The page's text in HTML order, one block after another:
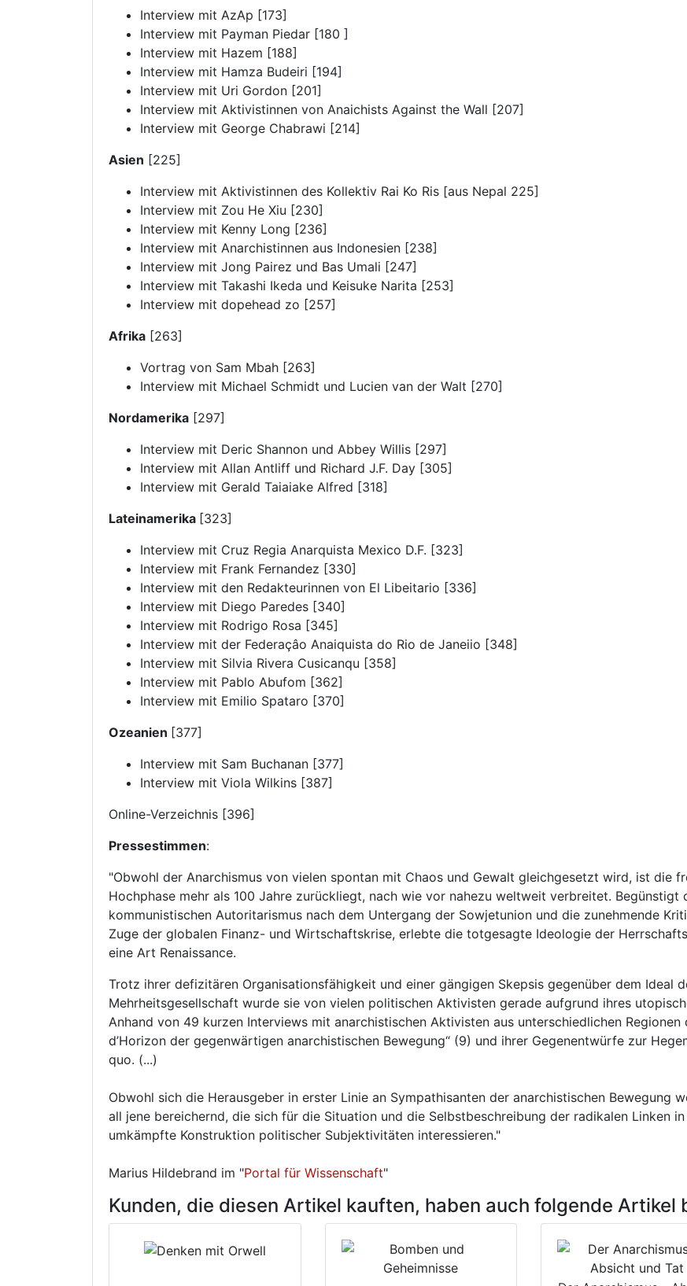
Interview mit AzAp [173]
Interview mit Payman Piedar [180 ]
Interview mit Hazem [188]
Interview mit Hamza Budeiri [194]
Interview mit Uri Gordon [201]
Interview mit Aktivistinnen von Anaichists Against the Wall [207]
Interview mit George Chabrawi [214]
Asien [225]
Interview mit Aktivistinnen des Kollektiv Rai Ko Ris [aus Nepal 225]
Interview mit Zou He Xiu [230]
Interview mit Kenny Long [236]
Interview mit Anarchistinnen aus Indonesien [238]
Interview mit Jong Pairez und Bas Umali [247]
Interview mit Takashi Ikeda und Keisuke Narita [253]
Interview mit dopehead zo [257]
Afrika [263]
Vortrag von Sam Mbah [263]
Interview mit Michael Schmidt und Lucien van der Walt [270]
Nordamerika [297]
Interview mit Deric Shannon und Abbey Willis [297]
Interview mit Allan Antliff und Richard J.F. Day [305]
Interview mit Gerald Taiaiake Alfred [318]
Lateinamerika [323]
Interview mit Cruz Regia Anarquista Mexico D.F. [323]
Interview mit Frank Fernandez [330]
Interview mit den Redakteurinnen von El Libeitario [336]
Interview mit Diego Paredes [340]
Interview mit Rodrigo Rosa [345]
Interview mit der Federaçâo Anaiquista do Rio de Janeiio [348]
Interview mit Silvia Rivera Cusicanqu [358]
Interview mit Pablo Abufom [362]
Interview mit Emilio Spataro [370]
Ozeanien [377]
Interview mit Sam Buchanan [377]
Interview mit Viola Wilkins [387]
Online-Verzeichnis [396]
Pressestimmen:
"Obwohl der Anarchismus von vielen spontan mit Chaos und Gewalt gleichgesetzt wird, ist die
Hochphase mehr als 100 Jahre zurückliegt, nach wie vor nahezu weltweit verbreitet.
kommunistischen Autoritarismus nach dem Untergang der Sowjetunion und die zunehmende
Zuge der globalen Finanz- und Wirtschaftskrise, erlebte die totgesagte Ideologie der
eine Art Renaissance.
Trotz ihrer defizitären Organisationsfähigkeit und einer gängigen Skepsis gegenüber dem Ideal
Mehrheitsgesellschaft wurde sie von vielen politischen Aktivisten gerade aufgrund ihres
Anhand von 49 kurzen Interviews mit anarchistischen Aktivisten aus unterschiedlichen Regionen
d’Horizon der gegenwärtigen anarchistischen Bewegung“ (9) und ihrer Gegenentwürfe zur
quo. (...)
Obwohl sich die Herausgeber in erster Linie an Sympathisanten der anarchistischen Bewegung
all jene bereichernd, die sich für die Situation und die Selbstbeschreibung der radikalen Linken
umkämpfte Konstruktion politischer Subjektivitäten interessieren."
Marius Hildebrand im "Portal für Wissenschaft"
Kunden, die diesen Artikel kauften, haben auch folgende Artikel